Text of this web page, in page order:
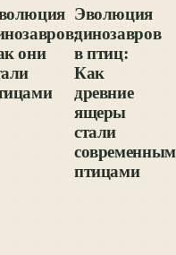
они
Эволюция
динозавров
в птиц:
Как
древние
ящеры
стали
птицами